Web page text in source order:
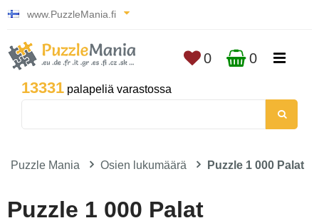
www.PuzzleMania.fi
13331 palapeliä varastossa
0 0
Puzzle Mania Osien lukumäärä Puzzle 1 000 Palat
Puzzle 1 000 Palat